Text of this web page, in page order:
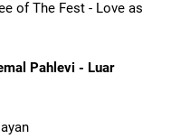
of The Fest - Love as
Pahlevi - Luar